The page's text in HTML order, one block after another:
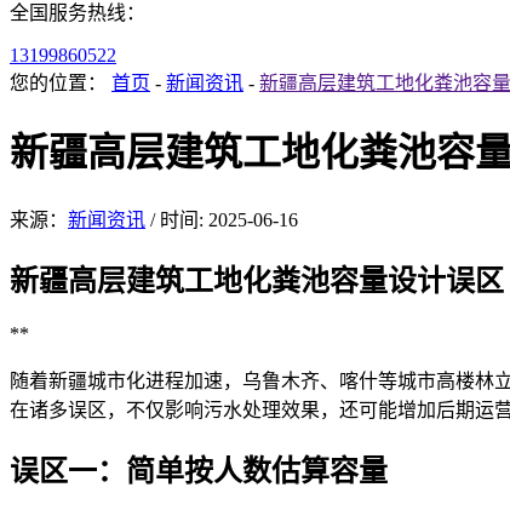
全国服务热线：
13199860522
您的位置： 首页 - 新闻资讯 - 新疆高层建筑工地化粪池容
新疆高层建筑工地化粪池容
来源： 新闻资讯 / 时间: 2025-06-16
新疆高层建筑工地化粪池容量设计误区
**
随着新疆城市化进程加速， 乌鲁木齐、喀什等城市高楼林
在诸多误区，不仅影响污水处理效果，还可能增加后期运
误区一：简单按人数估算容量